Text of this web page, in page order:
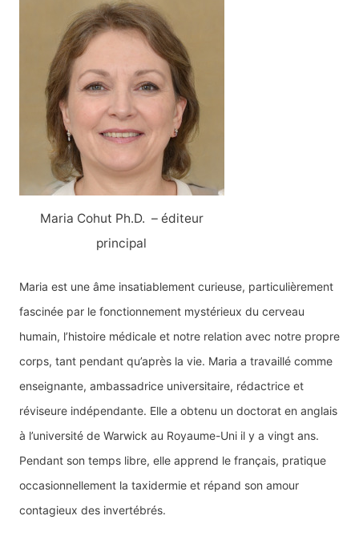
Maria Cohut Ph.D. – éditeur
principal
Maria est une âme insatiablement curieuse, particulièrement
fascinée par le fonctionnement mystérieux du cerveau
humain, l’histoire médicale et notre relation avec notre propre
corps, tant pendant qu’après la vie. Maria a travaillé comme
enseignante, ambassadrice universitaire, rédactrice et
réviseure indépendante. Elle a obtenu un doctorat en anglais
à l’université de Warwick au Royaume-Uni il y a vingt ans.
Pendant son temps libre, elle apprend le français, pratique
occasionnellement la taxidermie et répand son amour
contagieux des invertébrés.